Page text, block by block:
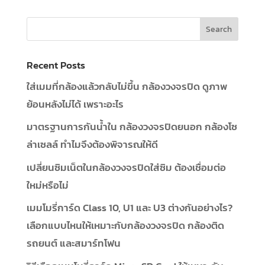
Recent Posts
ใส่เมมที่กล้องแล้วกลับไม่ขึ้น กล้องวงจรปิด ดูภาพ
ย้อนหลังไม่ได้ เพราะอะไร
มาตรฐานการกันน้ำใน กล้องวงจรปิดยนอก กล้องโซ
ล่าเซลล์ ทำไมจึงต้องพิจารณให้ดี
เปลี่ยนซิมเน็ตในกล้องวงจรปิดใส่ซิม ต้องเชื่อมต่อ
ใหม่หรือไม่
เมมโมรี่การ์ด Class 10, U1 และ U3 ต่างกันอย่างไร?
เลือกแบบไหนให้เหมาะกับกล้องวงจรปิด กล้องติด
รถยนต์ และสมาร์ทโฟน